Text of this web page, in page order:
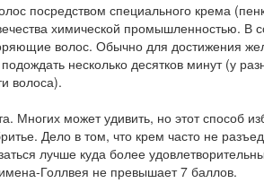
посредством специального крема
химической промышленностью. В
волос. Обычно для достижения
несколько десятков минут (у
волоса).
Многих может удивить, но этот способ
Дело в том, что крем часто не
лучше куда более
Голлвея не превышает 7 баллов.